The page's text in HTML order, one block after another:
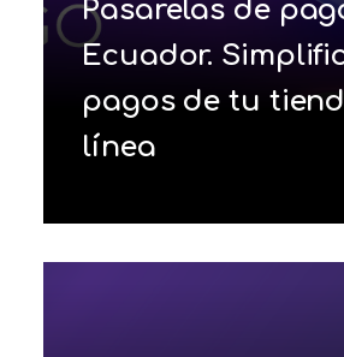
Pasarelas de
Ecuador.
pagos de tu
línea